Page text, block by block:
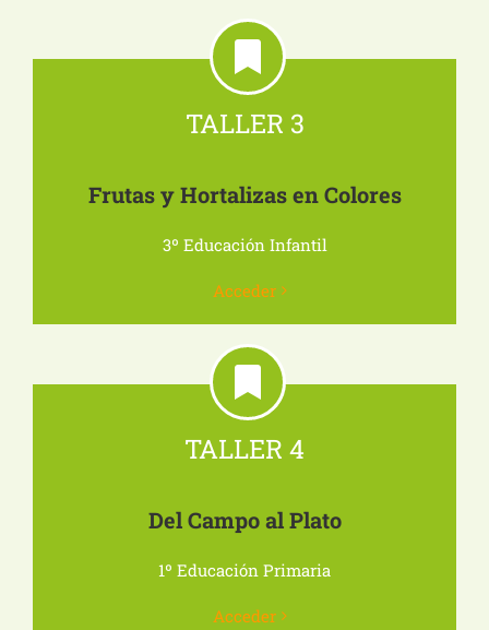
TALLER 3
Frutas y Hortalizas en Colores
3º Educación Infantil
Acceder
TALLER 4
Del Campo al Plato
1º Educación Primaria
Acceder